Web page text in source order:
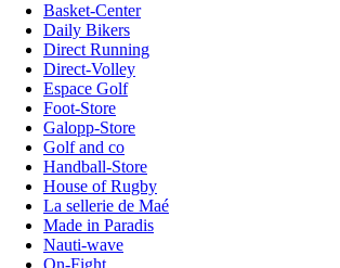
Basket-Center
Daily Bikers
Direct Running
Direct-Volley
Espace Golf
Foot-Store
Galopp-Store
Golf and co
Handball-Store
House of Rugby
La sellerie de Maé
Made in Paradis
Nauti-wave